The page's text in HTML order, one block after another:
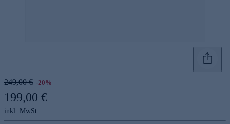
249,00 € -20%
199,00 €
inkl. MwSt.